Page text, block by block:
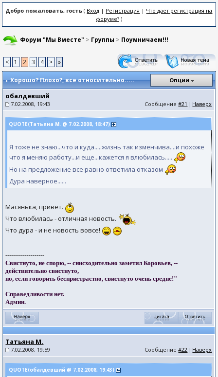
Добро пожаловать, гость ( Вход | Регистрация | Что даёт регистрация на
форуме?)
Форум "Мы Вместе" > Группы > Поумничаем!!!
< 1 2 3 4 > »
Хорошо? Плохо?, все относительно..... Опции
обалдевший
7.02.2008, 19:43 Сообщение#21 | Наверх
QUOTE(Татьяна М. @ 7.02.2008, 18:47)
Я тоже не знаю...что и куда.....жизнь так изменчива....и похоже
что я меняю работу...и еще...кажется я влюбилась.....
Но на предложение все равно ответила отказом
Дура наверное......
Масянька, привет.
Что влюбилась - отличная новость.
Что дура - и не новость вовсе!
--------------------
Свистнуто, не спорю, -- снисходительно заметил Коровьев, --
действительно свистнуто,
но, если говорить беспристрастно, свистнуто очень средне!"
Справедливости нет.
Админ.
Татьяна М.
7.02.2008, 19:59 Сообщение#22 | Наверх
QUOTE(обалдевший @ 7.02.2008, 19:43)